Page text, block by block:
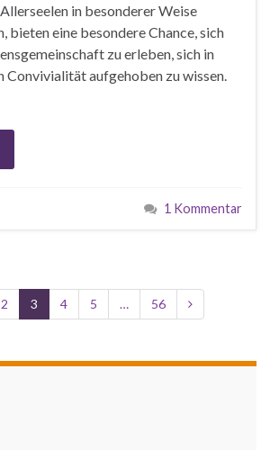
in besonderer Weise
bieten eine besondere Chance, sich
zu erleben, sich in
Convivialität aufgehoben zu wissen.
1 Kommentar
2 3 4 5 … 56